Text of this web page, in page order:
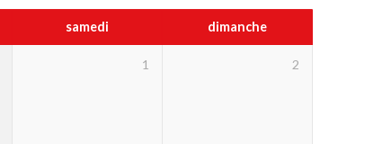
samedi dimanche
1 2